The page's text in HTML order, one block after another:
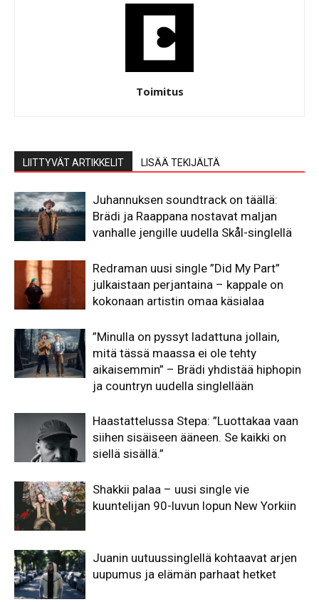
Toimitus
LIITTYVÄT ARTIKKELIT LISÄÄ TEKIJÄLTÄ
Juhannuksen soundtrack on täällä:
Brädi ja Raappana nostavat maljan
vanhalle jengille uudella Skål-singlellä
Redraman uusi single ”Did My Part”
julkaistaan perjantaina – kappale on
kokonaan artistin omaa käsialaa
”Minulla on pyssyt ladattuna jollain,
mitä tässä maassa ei ole tehty
aikaisemmin” – Brädi yhdistää hiphopin
ja countryn uudella singlellään
Haastattelussa Stepa: ”Luottakaa vaan
siihen sisäiseen ääneen. Se kaikki on
siellä sisällä.”
Shakkii palaa – uusi single vie
kuuntelijan 90-luvun lopun New Yorkiin
Juanin uutuussinglellä kohtaavat arjen
uupumus ja elämän parhaat hetket